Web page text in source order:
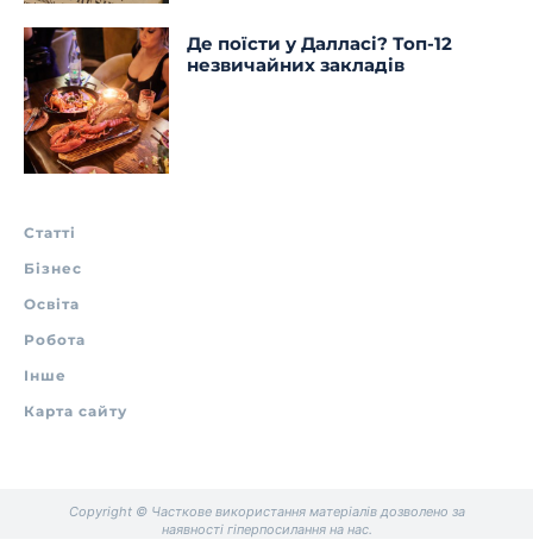
Де поїсти у Далласі? Топ-12
незвичайних закладів
Статті
Бізнес
Освіта
Робота
Інше
Карта сайту
Copyright © Часткове використання матеріалів дозволено за
наявності гіперпосилання на нас.